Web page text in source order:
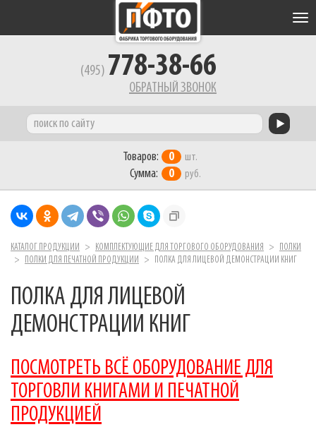
(495) 778-38-66
ОБРАТНЫЙ ЗВОНОК
Товаров: 0 шт.
Сумма: 0 руб.
КАТАЛОГ ПРОДУКЦИИ КОМПЛЕКТУЮЩИЕ ДЛЯ ТОРГОВОГО ОБОРУДОВАНИЯ
ПОЛКИ
ПОЛКИ ДЛЯ ПЕЧАТНОЙ ПРОДУКЦИИ
ПОЛКА ДЛЯ ЛИЦЕВОЙ ДЕМОНСТРАЦИИ КНИГ
ПОЛКА ДЛЯ ЛИЦЕВОЙ
ДЕМОНСТРАЦИИ КНИГ
ПОСМОТРЕТЬ ВСЁ ОБОРУДОВАНИЕ ДЛЯ
ТОРГОВЛИ КНИГАМИ И ПЕЧАТНОЙ
ПРОДУКЦИЕЙ